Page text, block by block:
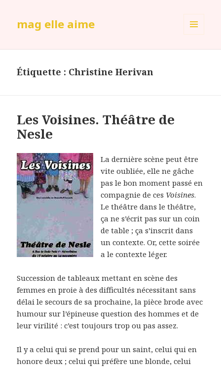
mag elle aime
Étiquette : Christine Herivan
Les Voisines. Théâtre de
Nesle
La dernière scène peut être
vite oubliée, elle ne gâche
pas le bon moment passé en
compagnie de ces Voisines.
Le théâtre dans le théâtre,
ça ne s’écrit pas sur un coin
de table ; ça s’inscrit dans
un contexte. Or, cette soirée
a le contexte léger.
Succession de tableaux mettant en scène des
femmes en proie à des difficultés nécessitant sans
délai le secours de sa prochaine, la pièce brode avec
humour sur l’épineuse question des hommes et de
leur virilité : c’est toujours trop ou pas assez.
Il y a celui qui se prend pour un saint, celui qui en
honore deux ; celui qui préfère une blonde, celui